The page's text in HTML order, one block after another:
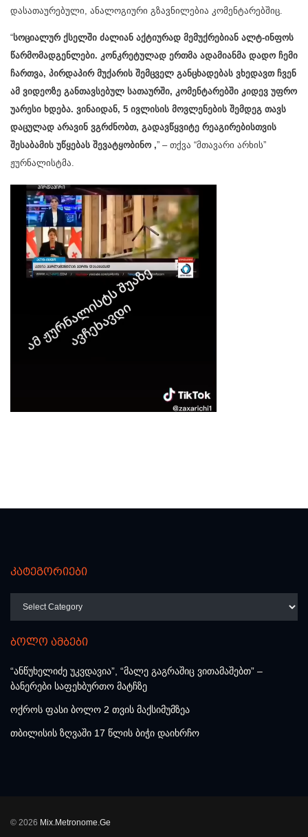
დასათაურებული, ანალოგიური გზავნილებია კომენტარებშიც.
“სოციალურ ქსელში ძალიან აქტიურად მემუქრებიან ალტ-ინფოს
წარმომადგენლები. კონკრეტულად ერთმა ადამიანმა დადო ჩემი
ჩართვა, პირდაპირ მუქარის შემცველ განცხადებას ვხედავთ ჩვენ
ამ ვიდეოზე განთავსებულ სათაურში, კომენტარებში კიდევ უფრო
უარესი ხდება. ვინაიდან, 5 ივლისის მოვლენების შემდეგ თავს
დაცულად არავინ ვგრძნობთ, გადავწყვიტე რეაგირებისთვის
შესაბამის უწყებას შევატყობინო ,” – თქვა “მთავარი არხის”
ჟურნალისტმა.
კატეგორიები
ბოლო ამბები
“ანწუხელიძე უკვდავია”, “მალე გაგრაშიც ვითამაშებთ” –
ბანერები საფეხბურთო მატჩზე
ოქროს ფასი ბოლო 2 თვის მაქსიმუმზეა
თბილისის ზღვაში 17 წლის ბიჭი დაიხრჩო
© 2026 Mix.Metronome.Ge